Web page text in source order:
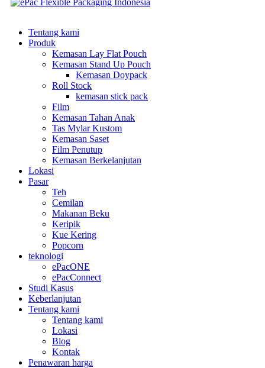
Tentang kami
Produk
Kemasan Lay Flat Pouch
Kemasan Stand Up Pouch
Kemasan Doypack
Roll Stock
kemasan stick pack
Film
Kemasan Tahan Anak
Tas Mylar Kustom
Kemasan Saset
Film Penutup
Kemasan Berkelanjutan
Lokasi
Pasar
Teh
Cemilan
Makanan Beku
Keripik
Kue Kering
Popcorn
teknologi
ePacONE
ePacConnect
Studi Kasus
Keberlanjutan
Tentang kami
Tentang kami
Lokasi
Blog
Kontak
Penawaran harga